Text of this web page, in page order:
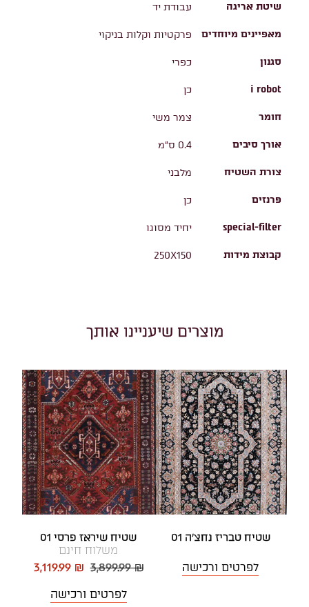
שיטת אריגה עבודת יד
מאפיינים מיוחדים פרקטיות וקלות בניקוי
סגנון כפרי
i robot כן
חומר צמר משי
אורך סיבים 0.4 ס"מ
צורת השטיח מלבני
פרנזים כן
special-filter יחיד מסוגו
קבוצת מידות 250X150
מוצרים שיעניינו אותך
שטיח טבריז נחצ'ה 01
לפרטים ורכישה
שטיח שיראז פרסי 01
משלוח חינם
3,899.99 ₪
3,119.99 ₪
לפרטים ורכישה